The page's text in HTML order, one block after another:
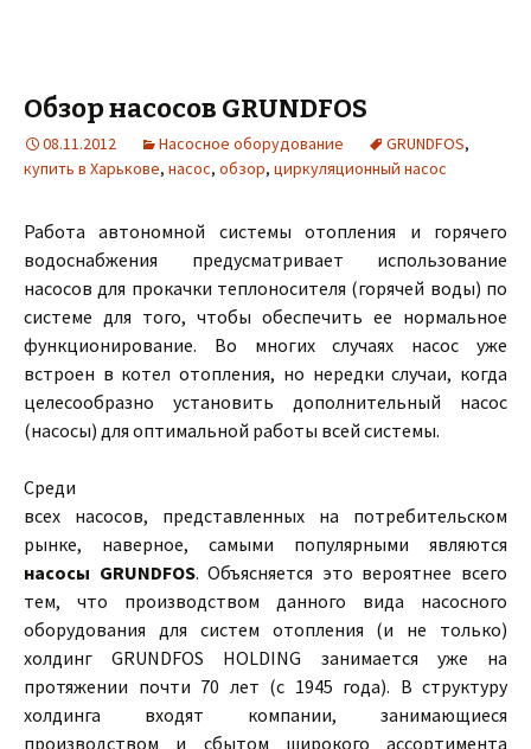
Обзор насосов GRUNDFOS
08.11.2012 Насосное оборудование GRUNDFOS,
купить в Харькове, насос, обзор, циркуляционный насос
Работа автономной системы отопления и горячего
водоснабжения предусматривает использование
насосов для прокачки теплоносителя (горячей воды) по
системе для того, чтобы обеспечить ее нормальное
функционирование. Во многих случаях насос уже
встроен в котел отопления, но нередки случаи, когда
целесообразно установить дополнительный насос
(насосы) для оптимальной работы всей системы.
Среди
всех насосов, представленных на потребительском
рынке, наверное, самыми популярными являются
насосы GRUNDFOS. Объясняется это вероятнее всего
тем, что производством данного вида насосного
оборудования для систем отопления (и не только)
холдинг GRUNDFOS HOLDING занимается уже на
протяжении почти 70 лет (с 1945 года). В структуру
холдинга входят компании, занимающиеся
производством и сбытом широкого ассортимента